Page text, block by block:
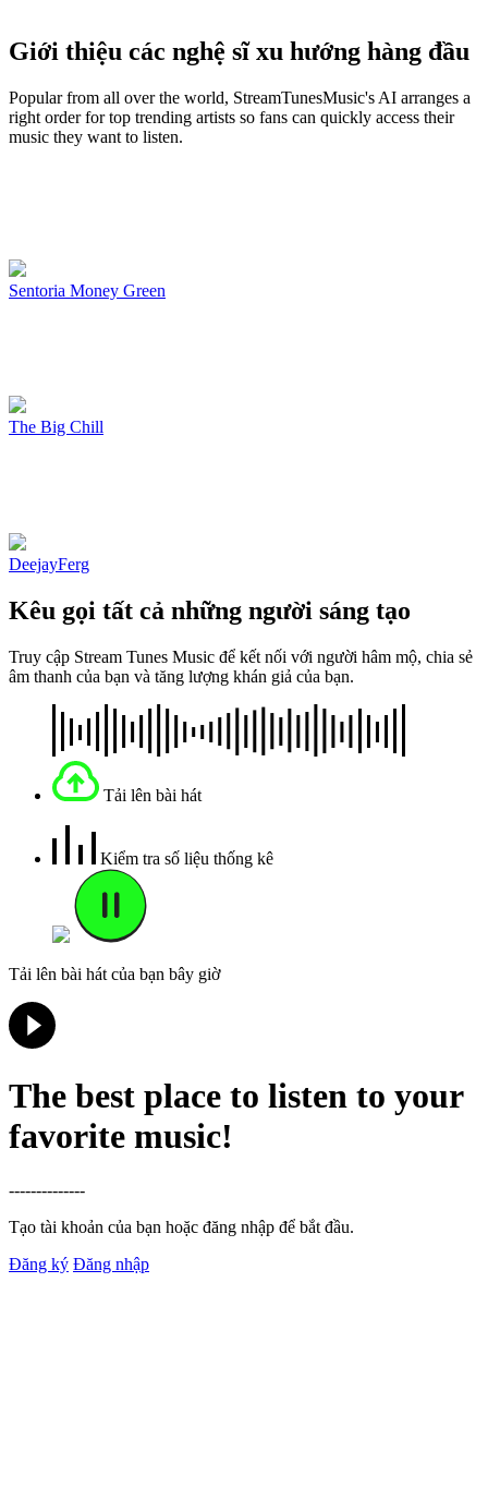
Giới thiệu các nghệ sĩ xu hướng hàng đầu
Popular from all over the world, StreamTunesMusic's AI arranges a
right order for top trending artists so fans can quickly access their
music they want to listen.
Sentoria Money Green
The Big Chill
DeejayFerg
Kêu gọi tất cả những người sáng tạo
Truy cập Stream Tunes Music để kết nối với người hâm mộ, chia sẻ
âm thanh của bạn và tăng lượng khán giả của bạn.
Tải lên bài hát
Kiểm tra số liệu thống kê
Tải lên bài hát của bạn bây giờ
The best place to listen to your
favorite music!
--------------
Tạo tài khoản của bạn hoặc đăng nhập để bắt đầu.
Đăng ký Đăng nhập